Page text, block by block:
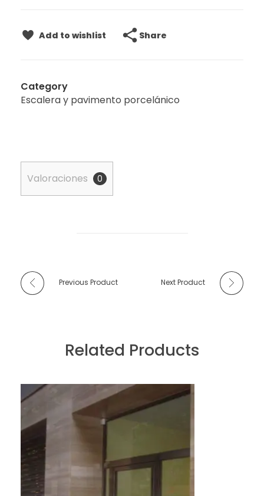
Add to wishlist Share
Category
Escalera y pavimento porcelánico
Valoraciones 0
Previous Product Next Product
Related Products